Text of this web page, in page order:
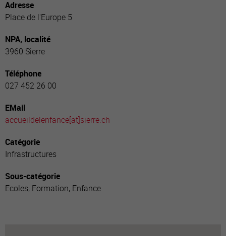
Adresse
Place de l'Europe 5
NPA, localité
3960 Sierre
Téléphone
027 452 26 00
EMail
accueildelenfance[at]sierre.ch
Catégorie
Infrastructures
Sous-catégorie
Ecoles, Formation, Enfance